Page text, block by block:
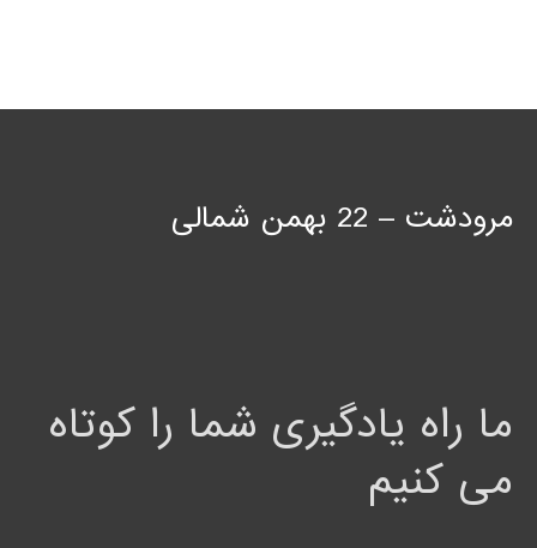
مرودشت – 22 بهمن شمالی
ما راه یادگیری شما را کوتاه
می کنیم